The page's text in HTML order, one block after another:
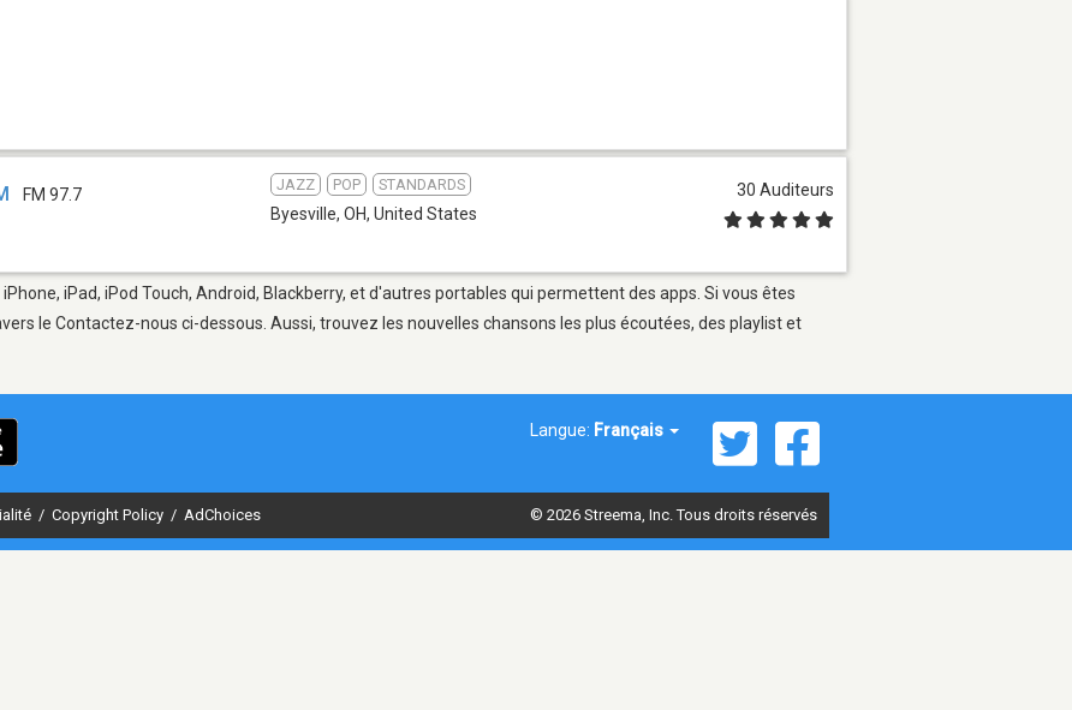
FM 97.7
JAZZ POP STANDARDS
Byesville, OH, United States
30 Auditeurs
iPad, iPod Touch, Android, Blackberry, et d'autres portables qui permettent des apps. Si vous êtes
le Contactez-nous ci-dessous. Aussi, trouvez les nouvelles chansons les plus écoutées, des playlist et
Langue: Français
/ Copyright Policy / AdChoices © 2026 Streema, Inc. Tous droits réservés